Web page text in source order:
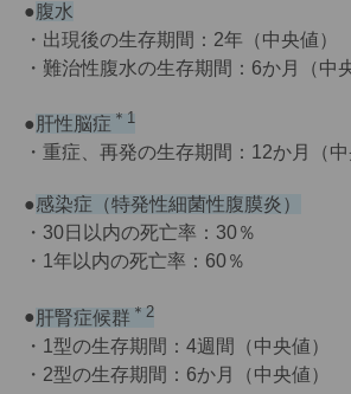
●腹水
・出現後の生存期間：2年（中央値）
・難治性腹水の生存期間：6か月（中
●肝性脳症 ＊1
・重症、再発の生存期間：12か月（中
●感染症（特発性細菌性腹膜炎）
・30日以内の死亡率：30％
・1年以内の死亡率：60％
● 肝腎症候群 ＊2
・1型の生存期間：4週間（中央値）
・2型の生存期間：6か月（中央値）